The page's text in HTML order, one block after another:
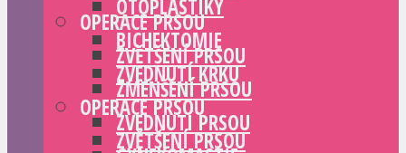
OPERACE PRSOU
ZVĚTŠENÍ PRSOU
ZMENŠENÍ PRSOU
ZVEDNUTÍ PRSOU
OTOPLASTIKY
BICHEKTOMIE
ZVEDNUTÍ KRKU
OPERACE PRSOU
ZVĚTŠENÍ PRSOU